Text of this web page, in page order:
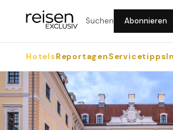
Suchen Abonnieren
HotelsReportagenServicetipps